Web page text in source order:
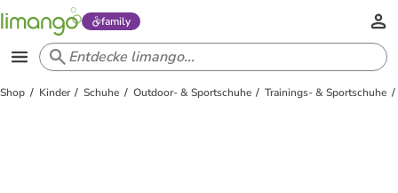
family
Shop Kinder Schuhe Outdoor- & Sportschuhe Trainings- & Sportschuhe